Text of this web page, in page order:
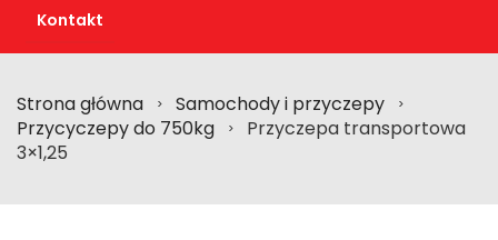
Kontakt
Strona główna > Samochody i przyczepy >
Przycyczepy do 750kg >
Przyczepa transportowa
3×1,25